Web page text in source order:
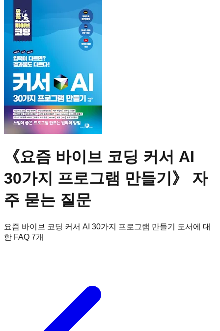
《요즘 바이브 코딩 커서 AI
30가지 프로그램 만들기 》 자
주 묻는 질문
요즘 바이브 코딩 커서 AI 30가지 프로그램 만들기
도서에 대
한 FAQ 7개